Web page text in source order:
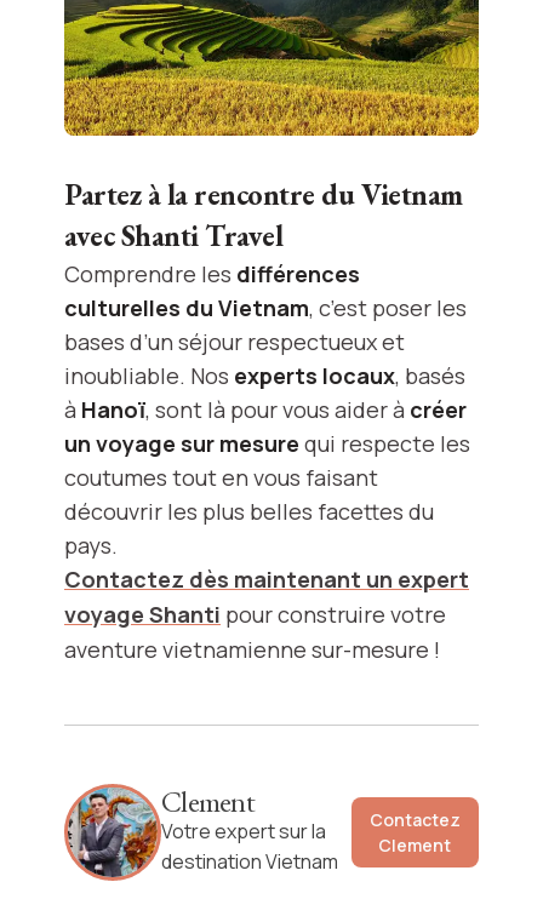
Partez à la rencontre du Vietnam
avec Shanti Travel
Comprendre les différences
culturelles du Vietnam, c’est poser les
bases d’un séjour respectueux et
inoubliable. Nos experts locaux, basés
à Hanoï, sont là pour vous aider à créer
un voyage sur mesure qui respecte les
coutumes tout en vous faisant
découvrir les plus belles facettes du
pays.
Contactez dès maintenant un expert
voyage Shanti pour construire votre
aventure vietnamienne sur-mesure !
Clement
Votre expert sur la
destination Vietnam
Contactez
Clement